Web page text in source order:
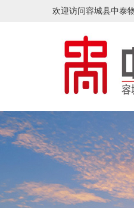
欢迎访问容城县中泰